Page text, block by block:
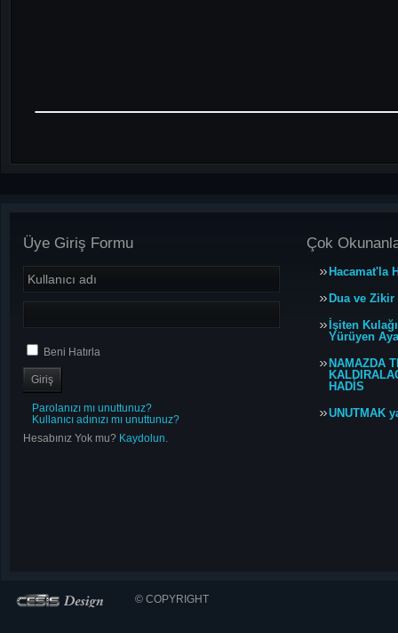
Üye Giriş Formu
Beni Hatırla
Parolanızı mı unuttunuz?
Kullanıcı adınızı mı unuttunuz?
Hesabınız Yok mu? Kaydolun.
Çok
Hacamat'la
Dua ve
İşiten
Yürüyen
NAMAZDA
HADİS
UNUTMAK
© COPYRIGHT